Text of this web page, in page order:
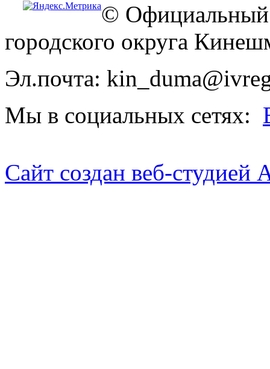
© Официальный
городского округа
Эл.почта:
Мы в социальных сетях:
Сайт создан веб-студией